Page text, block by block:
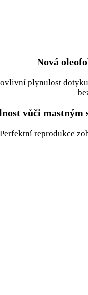
Nová
plynulost
vůči
Perfektní reprodukce